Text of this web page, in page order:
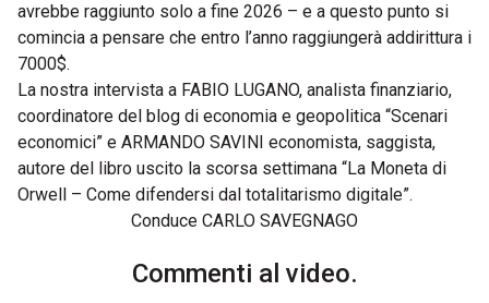
avrebbe raggiunto solo a fine 2026 – e a questo punto si
comincia a pensare che entro l’anno raggiungerà addirittura i
7000$.
La nostra intervista a FABIO LUGANO, analista finanziario,
coordinatore del blog di economia e geopolitica “Scenari
economici” e ARMANDO SAVINI economista, saggista,
autore del libro uscito la scorsa settimana “La Moneta di
Orwell – Come difendersi dal totalitarismo digitale”.
Conduce CARLO SAVEGNAGO
Commenti al video.